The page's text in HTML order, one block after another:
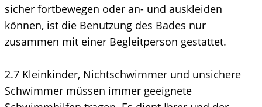
sicher fortbewegen oder an- und auskleiden
können, ist die Benutzung des Bades nur
zusammen mit einer Begleitperson gestattet.
2.7 Kleinkinder, Nichtschwimmer und unsichere
Schwimmer müssen immer geeignete